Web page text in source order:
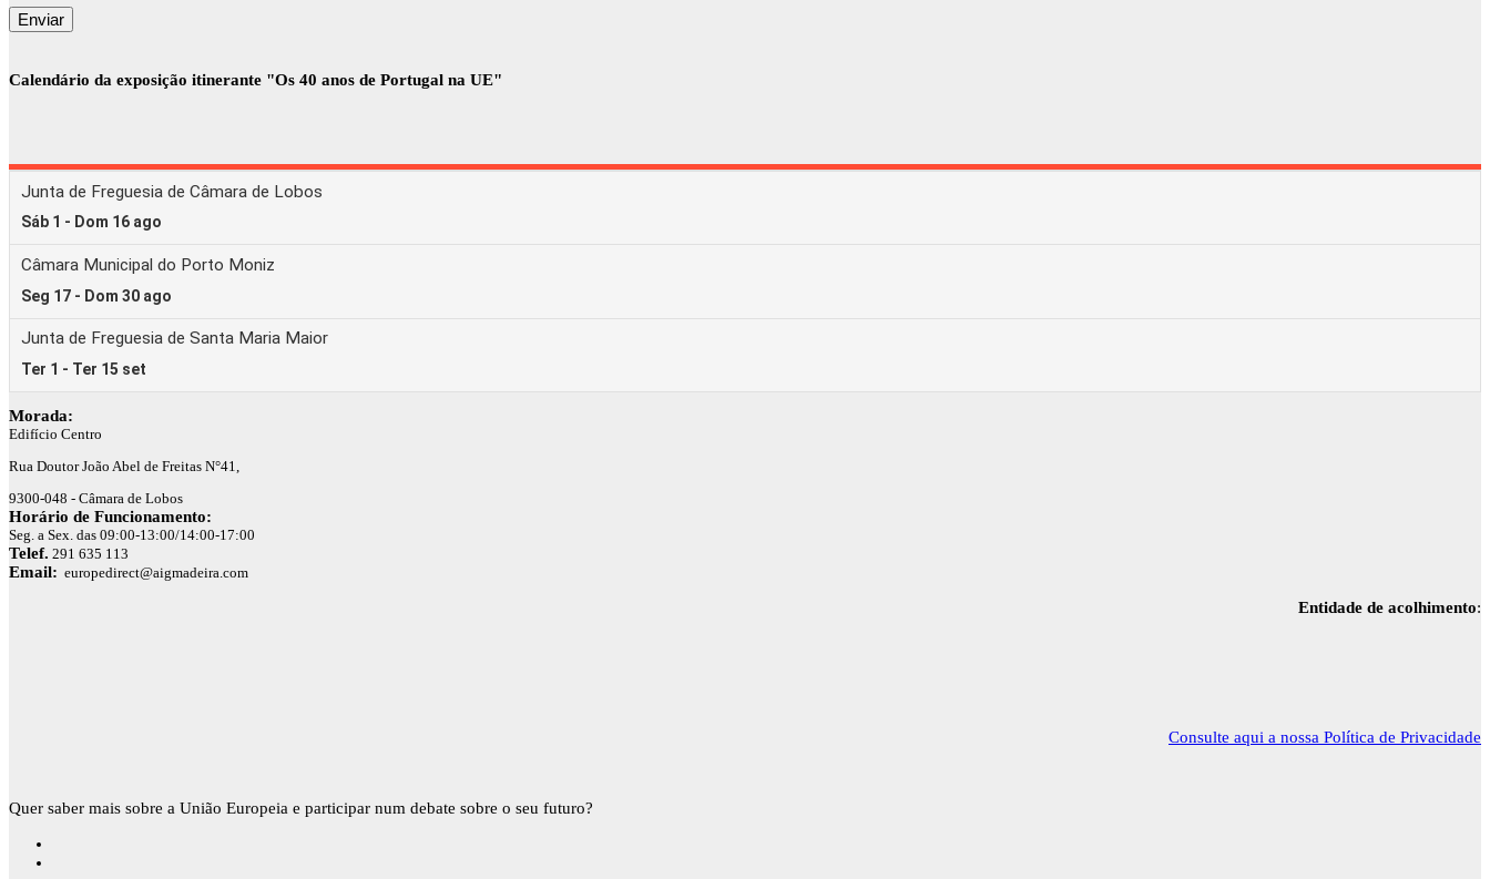
Calendário da exposição itinerante "Os 40 anos de Portugal na UE"
Morada:
Edifício Centro
Rua Doutor João Abel de Freitas N°41,
9300-048 - Câmara de Lobos
Horário de Funcionamento:
Seg. a Sex. das 09:00-13:00/14:00-17:00
Telef. 291 635 113
Email: europedirect@aigmadeira.com
Entidade de acolhimento:
Consulte aqui a nossa Política de Privacidade
Quer saber mais sobre a União Europeia e participar num debate sobre o seu futuro?